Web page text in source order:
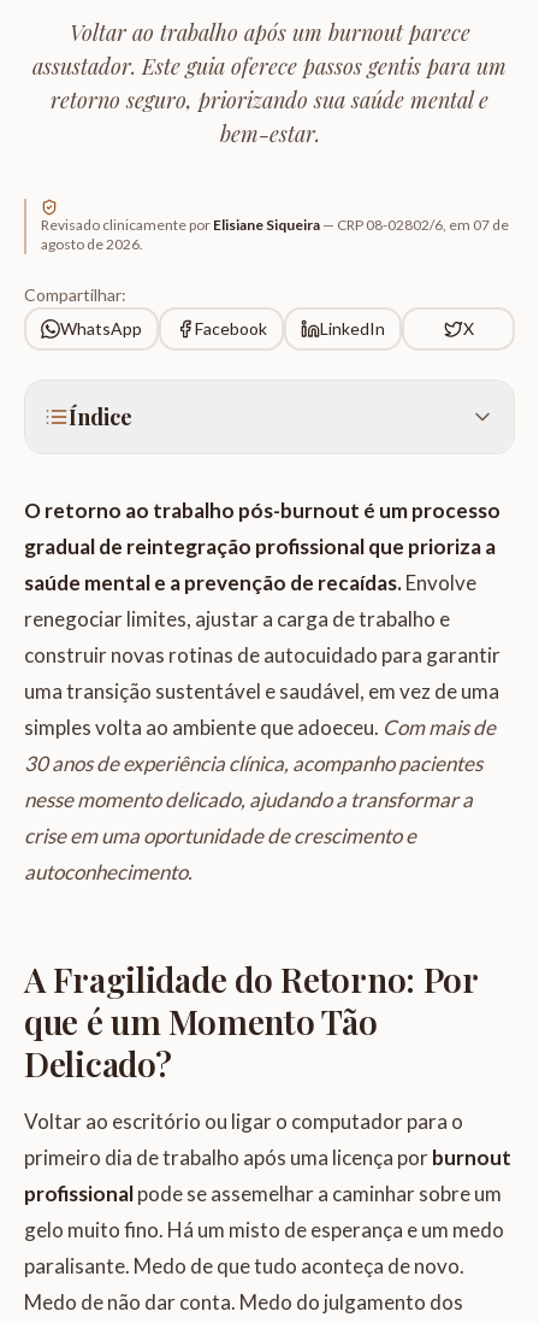
Voltar ao trabalho após um burnout parece
assustador. Este guia oferece passos gentis para um
retorno seguro, priorizando sua saúde mental e
bem-estar.
Revisado clinicamente por Elisiane Siqueira — CRP 08-02802/6 , em 07 de
agosto de 2026
Compartilhar:
WhatsApp
Facebook LinkedIn X
Índice
O retorno ao trabalho pós-burnout é um processo
gradual de reintegração profissional que prioriza a
saúde mental e a prevenção de recaídas.Envolve
renegociar limites, ajustar a carga de trabalho e
construir novas rotinas de autocuidado para garantir
uma transição sustentável e saudável, em vez de uma
simples volta ao ambiente que adoeceu. Com mais de
30 anos de experiência clínica, acompanho pacientes
nesse momento delicado, ajudando a transformar a
crise em uma oportunidade de crescimento e
autoconhecimento.
A Fragilidade do Retorno: Por
que é um Momento Tão
Delicado?
Voltar ao escritório ou ligar o computador para o
primeiro dia de trabalho após uma licença porburnout
profissionalpode se assemelhar a caminhar sobre um
gelo muito fino. Há um misto de esperança e um medo
paralisante. Medo de que tudo aconteça de novo.
Medo de não dar conta. Medo do julgamento dos